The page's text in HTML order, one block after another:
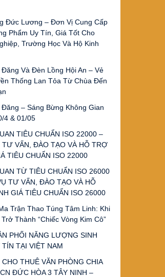
Đức Lương – Đơn Vị Cung Cấp
Phẩm Uy Tín, Giá Tốt Cho
Trường Học Và Hộ Kinh
Và Đèn Lồng Hội An – Vẻ
Thống Lan Tỏa Từ Chùa Đến
– Sáng Bừng Không Gian
4 & 01/05
TIÊU CHUẨN ISO 22000 –
TƯ VẤN, ĐÀO TẠO VÀ HỖ TRỢ
TIÊU CHUẨN ISO 22000
TỪ TIÊU CHUẨN ISO 26000
TƯ VẤN, ĐÀO TẠO VÀ HỖ
GIÁ TIÊU CHUẨN ISO 26000
Trận Thao Túng Tâm Linh: Khi
Thành “Chiếc Vòng Kim Cô”
PHỐI NĂNG LƯỢNG SINH
TÍN TẠI VIỆT NAM
CHO THUÊ VĂN PHÒNG CHIA
ĐỨC HÒA 3 TÂY NINH –